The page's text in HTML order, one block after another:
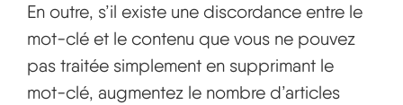
En outre, s’il existe une discordance entre le
mot-clé et le contenu que vous ne pouvez
pas traitée simplement en supprimant le
mot-clé, augmentez le nombre d’articles